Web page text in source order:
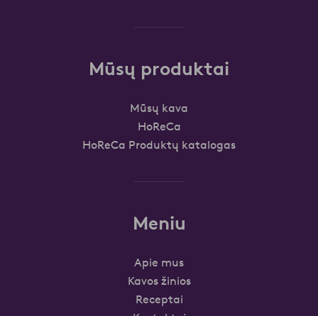
Mūsų produktai
Mūsų kava
HoReCa
HoReCa Produktų katalogas
Meniu
Apie mus
Kavos žinios
Receptai